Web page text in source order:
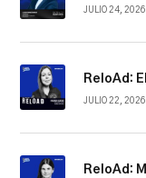
JULIO 24, 2026
JULIO 22, 2026